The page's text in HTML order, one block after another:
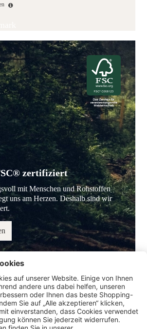
zertifiziert
mit Menschen und Rohstoffen
uns am Herzen. Deshalb sind wir